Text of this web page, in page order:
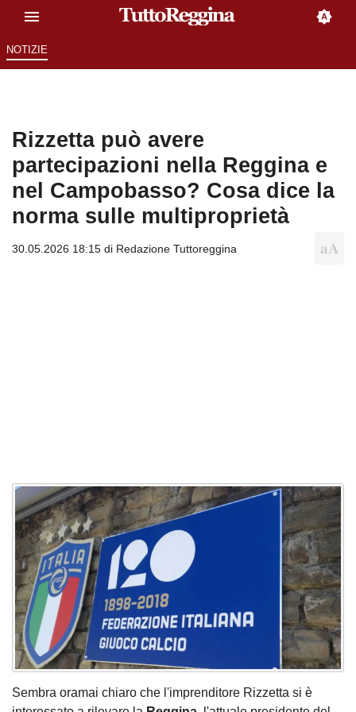
NOTIZIE
Rizzetta può avere
partecipazioni nella Reggina e
nel Campobasso? Cosa dice la
norma sulle multiproprietà
30.05.2026 18:15 di Redazione Tuttoreggina
Sembra oramai chiaro che l'imprenditore Rizzetta si è